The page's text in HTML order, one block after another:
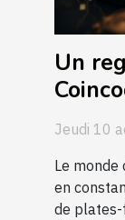
Un
Jeudi 10
Le monde
en
de plates-